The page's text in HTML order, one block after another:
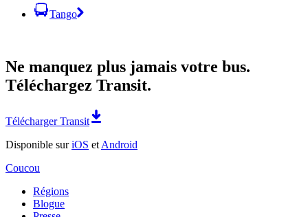
Tango
Ne manquez plus jamais votre bus.
Téléchargez Transit.
Télécharger Transit
Disponible suriOS et Android
Coucou
Régions
Blogue